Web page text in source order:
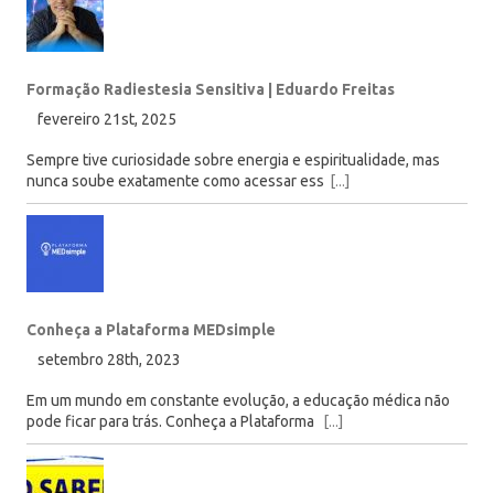
Formação Radiestesia Sensitiva | Eduardo Freitas
fevereiro 21st, 2025
Sempre tive curiosidade sobre energia e espiritualidade, mas
nunca soube exatamente como acessar ess [...]
Conheça a Plataforma MEDsimple
setembro 28th, 2023
Em um mundo em constante evolução, a educação médica não
pode ficar para trás. Conheça a Plataforma
[...]